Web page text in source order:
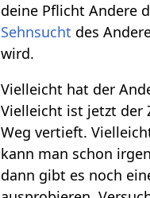
deine Pflicht Andere
Sehnsucht des
wird.
Vielleicht hat der
Vielleicht ist jetzt der
Weg vertieft.
kann man schon
dann gibt es noch